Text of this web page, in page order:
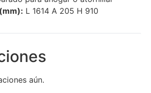
L 1614 A 205 H 910
aún.